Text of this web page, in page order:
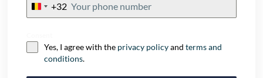
Belgium
+32
+32
Yes, I agree with the privacy policyandterms and
conditions.